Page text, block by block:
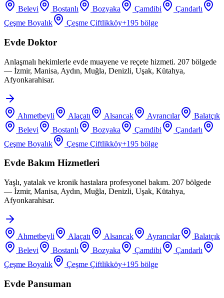
Belevi
Bostanlı Bozyaka Çamdibi
Çandarlı
Çeşme Boyalık
Çeşme Çiftlikköy+195 bölge
Evde Doktor
Anlaşmalı hekimlerle evde muayene ve reçete hizmeti. 207 bölgede
— İzmir, Manisa, Aydın, Muğla, Denizli, Uşak, Kütahya,
Afyonkarahisar.
Ahmetbeyli Alaçatı Alsancak Ayrancılar
Balatçık
Belevi
Bostanlı Bozyaka Çamdibi
Çandarlı
Çeşme Boyalık
Çeşme Çiftlikköy+195 bölge
Evde Bakım Hizmetleri
Yaşlı, yatalak ve kronik hastalara profesyonel bakım. 207 bölgede
— İzmir, Manisa, Aydın, Muğla, Denizli, Uşak, Kütahya,
Afyonkarahisar.
Ahmetbeyli Alaçatı Alsancak Ayrancılar
Balatçık
Belevi
Bostanlı Bozyaka Çamdibi
Çandarlı
Çeşme Boyalık
Çeşme Çiftlikköy+195 bölge
Evde Pansuman